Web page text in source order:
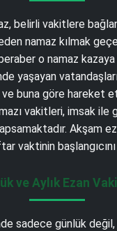
belirli vakitlere
namaz kılmak
o namaz
yaşayan
buna göre hareket
vakitleri, imsak ile
Akşam
vaktinin
ve Aylık Ezan
sadece günlük değil,